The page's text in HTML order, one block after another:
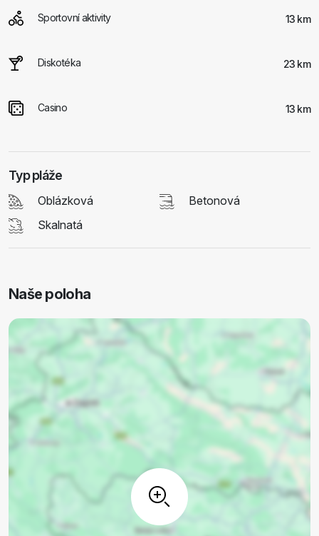
Sportovní aktivity 13 km
Diskotéka 23 km
Casino 13 km
Typ pláže
Oblázková
Betonová
Skalnatá
Naše poloha